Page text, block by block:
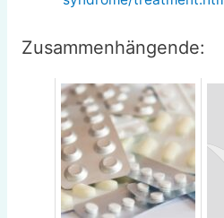
Zusammenhängende: